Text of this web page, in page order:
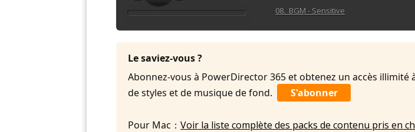
08. BGM - Sensitive
09. BGM - Sliding Around Duet
Le saviez-vous ?
Abonnez-vous à PowerDirector 365 et obtenez un accès illimité
de styles et de musique de fond.
S'abonner
Pour Mac： Voir la liste complète des packs de contenu pris en